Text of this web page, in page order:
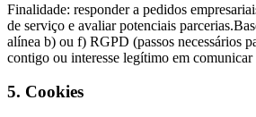
Finalidade: responder a pedidos
de serviço e avaliar potenciais
alínea b) ou f) RGPD (passos necessários
contigo ou interesse legítimo em
5. Cookies